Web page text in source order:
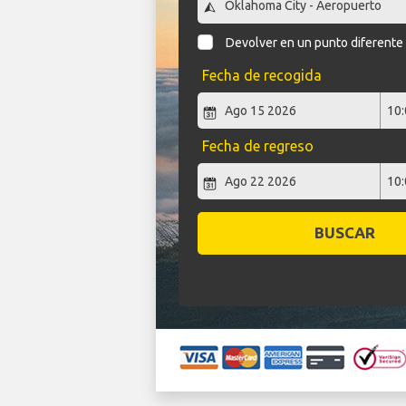
Devolver en un punto diferente
Fecha de recogida
Fecha de regreso
BUSCAR